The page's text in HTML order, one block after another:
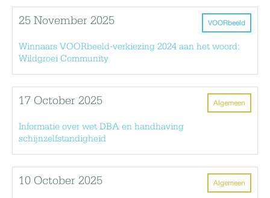
VOORbeeld
25 November 2025
Winnaars VOORbeeld-verkiezing 2024 aan het woord:
Wildgroei Community
Algemeen
17 October 2025
Informatie over wet DBA en handhaving
schijnzelfstandigheid
Algemeen
10 October 2025